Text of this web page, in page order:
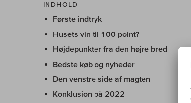
INDHOLD
Første indtryk
Husets vin til 100 point?
Højdepunkter fra den højre bred
Bedste køb og nyheder
Den venstre side af magten
Konklusion på 2022